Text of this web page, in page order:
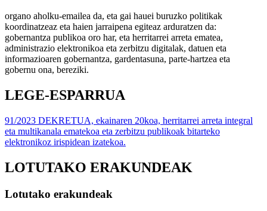
organo aholku-emailea da, eta gai hauei buruzko politikak
koordinatzeaz eta haien jarraipena egiteaz arduratzen da:
gobernantza publikoa oro har, eta herritarrei arreta ematea,
administrazio elektronikoa eta zerbitzu digitalak, datuen eta
informazioaren gobernantza, gardentasuna, parte-hartzea eta
gobernu ona, bereziki.
LEGE-ESPARRUA
91/2023 DEKRETUA, ekainaren 20koa, herritarrei arreta integral
eta multikanala ematekoa eta zerbitzu publikoak bitarteko
elektronikoz irispidean izatekoa.
LOTUTAKO ERAKUNDEAK
Lotutako erakundeak